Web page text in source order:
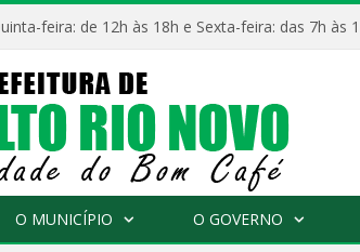
feira: de 12h às 18h e Sexta-feira: das 7h
O MUNICÍPIO O GOVERNO